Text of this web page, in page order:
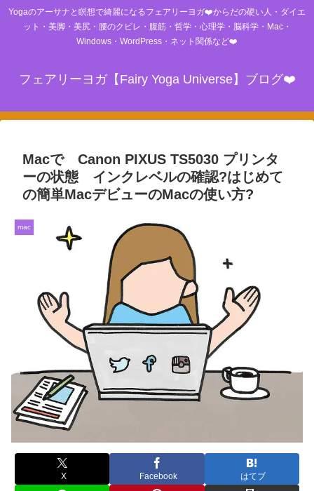
Yogaのアーサナと瞑想で綺麗になるフェアリーヨガ❤️からだの硬い人・ダイエ
ット・美脚・美尻・腰のクビレ・腹筋・哲学・心理学・脳科学・Mac・
Windows・WordPress・ネット関係など❤️
フェアリーヨガ【Fairy Yoga Universe】ブログ❤️
Macで Canon PIXUS TS5030 プリンタ
ーの状態 インクレベルの確認?はじめて
の簡単MacデビューのMacの使い方?
mac
X Facebook はてブ